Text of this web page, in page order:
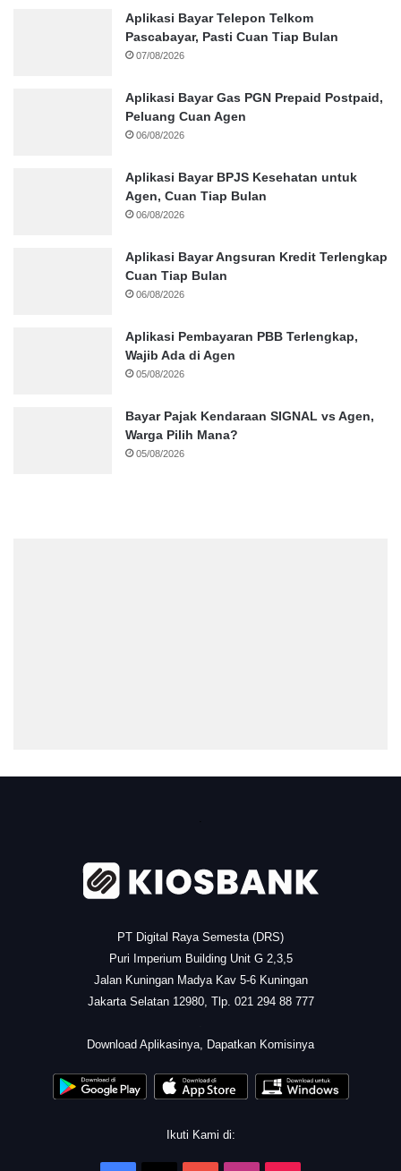
Aplikasi Bayar Telepon Telkom
Pascabayar, Pasti Cuan Tiap Bulan
07/08/2026
Aplikasi Bayar Gas PGN Prepaid Postpaid,
Peluang Cuan Agen
06/08/2026
Aplikasi Bayar BPJS Kesehatan untuk
Agen, Cuan Tiap Bulan
06/08/2026
Aplikasi Bayar Angsuran Kredit Terlengkap
Cuan Tiap Bulan
06/08/2026
Aplikasi Pembayaran PBB Terlengkap,
Wajib Ada di Agen
05/08/2026
Bayar Pajak Kendaraan SIGNAL vs Agen,
Warga Pilih Mana?
05/08/2026
PT Digital Raya Semesta (DRS)
Puri Imperium Building Unit G 2,3,5
Jalan Kuningan Madya Kav 5-6 Kuningan
Jakarta Selatan 12980, Tlp. 021 294 88 777
Download Aplikasinya, Dapatkan Komisinya
Ikuti Kami di: